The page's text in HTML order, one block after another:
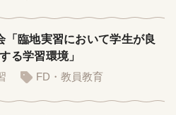
「臨地実習において学生が良
る学習環境」
FD・教員教育